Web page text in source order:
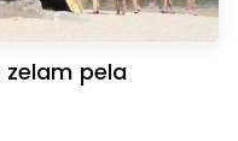
pela